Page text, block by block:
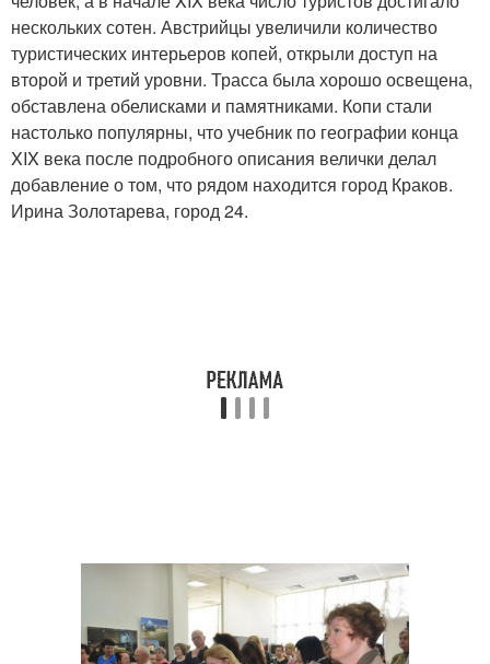
нескольких сотен. Австрийцы увеличили количество
туристических интерьеров копей, открыли доступ на
второй и третий уровни. Трасса была хорошо освещена,
обставлена обелисками и памятниками. Копи стали
настолько популярны, что учебник по географии конца
XIX века после подробного описания велички делал
добавление о том, что рядом находится город Краков.
Ирина Золотарева, город 24.